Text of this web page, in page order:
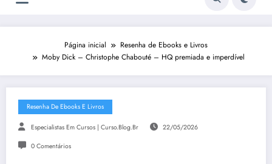
Página inicial
Resenha de Ebooks e Livros
Moby Dick – Christophe Chabouté – HQ premiada e imperdível
Resenha De Ebooks E Livros
Especialistas Em Cursos | Curso.blog.br 22/05/2026
0 Comentários